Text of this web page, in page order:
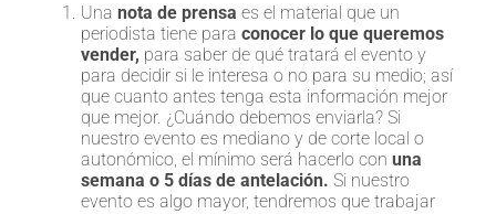
Una nota de prensa es el material que un
periodista tiene para conocer lo que queremos
vender, para saber de qué tratará el evento y
para decidir si le interesa o no para su medio; así
que cuanto antes tenga esta información mejor
que mejor. ¿Cuándo debemos enviarla? Si
nuestro evento es mediano y de corte local o
autonómico, el mínimo será hacerlo con una
semana o 5 días de antelación. Si nuestro
evento es algo mayor, tendremos que trabajar